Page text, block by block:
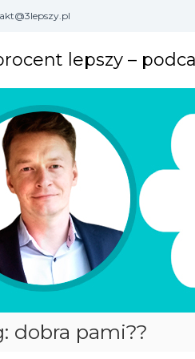
lepszy –
dobra pami??